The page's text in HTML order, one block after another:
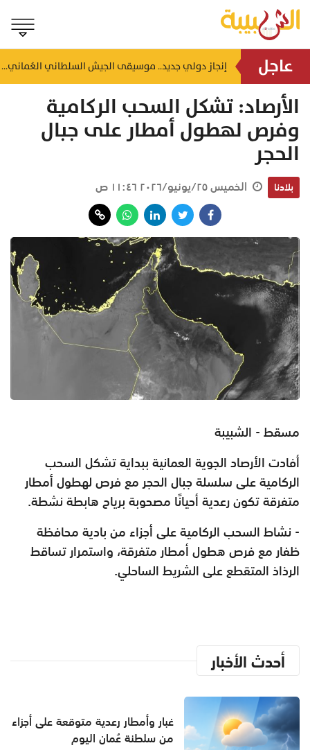
عاجل أمطار رعدية ورذاذ مستمر.. "الأرصاد" توضح التطورات الجوية في جبال الحجر وظفار منذ ١٦ ساعة إنجاز دولي جديد.. موسيقى الجيش السلطاني العُماني تتوج بالمركز الأول في المشاة والانضباط بأسكتلندا
الأرصاد: تشكل السحب الركامية
وفرص لهطول أمطار على جبال
الحجر
بلادنا الخميس ٢٥/يونيو/٢٠٢٦ ١١:٤٦ ص
مسقط - الشبيبة
أفادت الأرصاد الجوية العمانية ببداية تشكل السحب
الركامية على سلسلة جبال الحجر مع فرص لهطول أمطار
متفرقة تكون رعدية أحيانًا مصحوبة برياح هابطة نشطة.
- نشاط السحب الركامية على أجزاء من بادية محافظة
ظفار مع فرص هطول أمطار متفرقة، واستمرار تساقط
الرذاذ المتقطع على الشريط الساحلي.
أحدث الأخبار
غبار وأمطار رعدية متوقعة على أجزاء
من سلطنة عُمان اليوم